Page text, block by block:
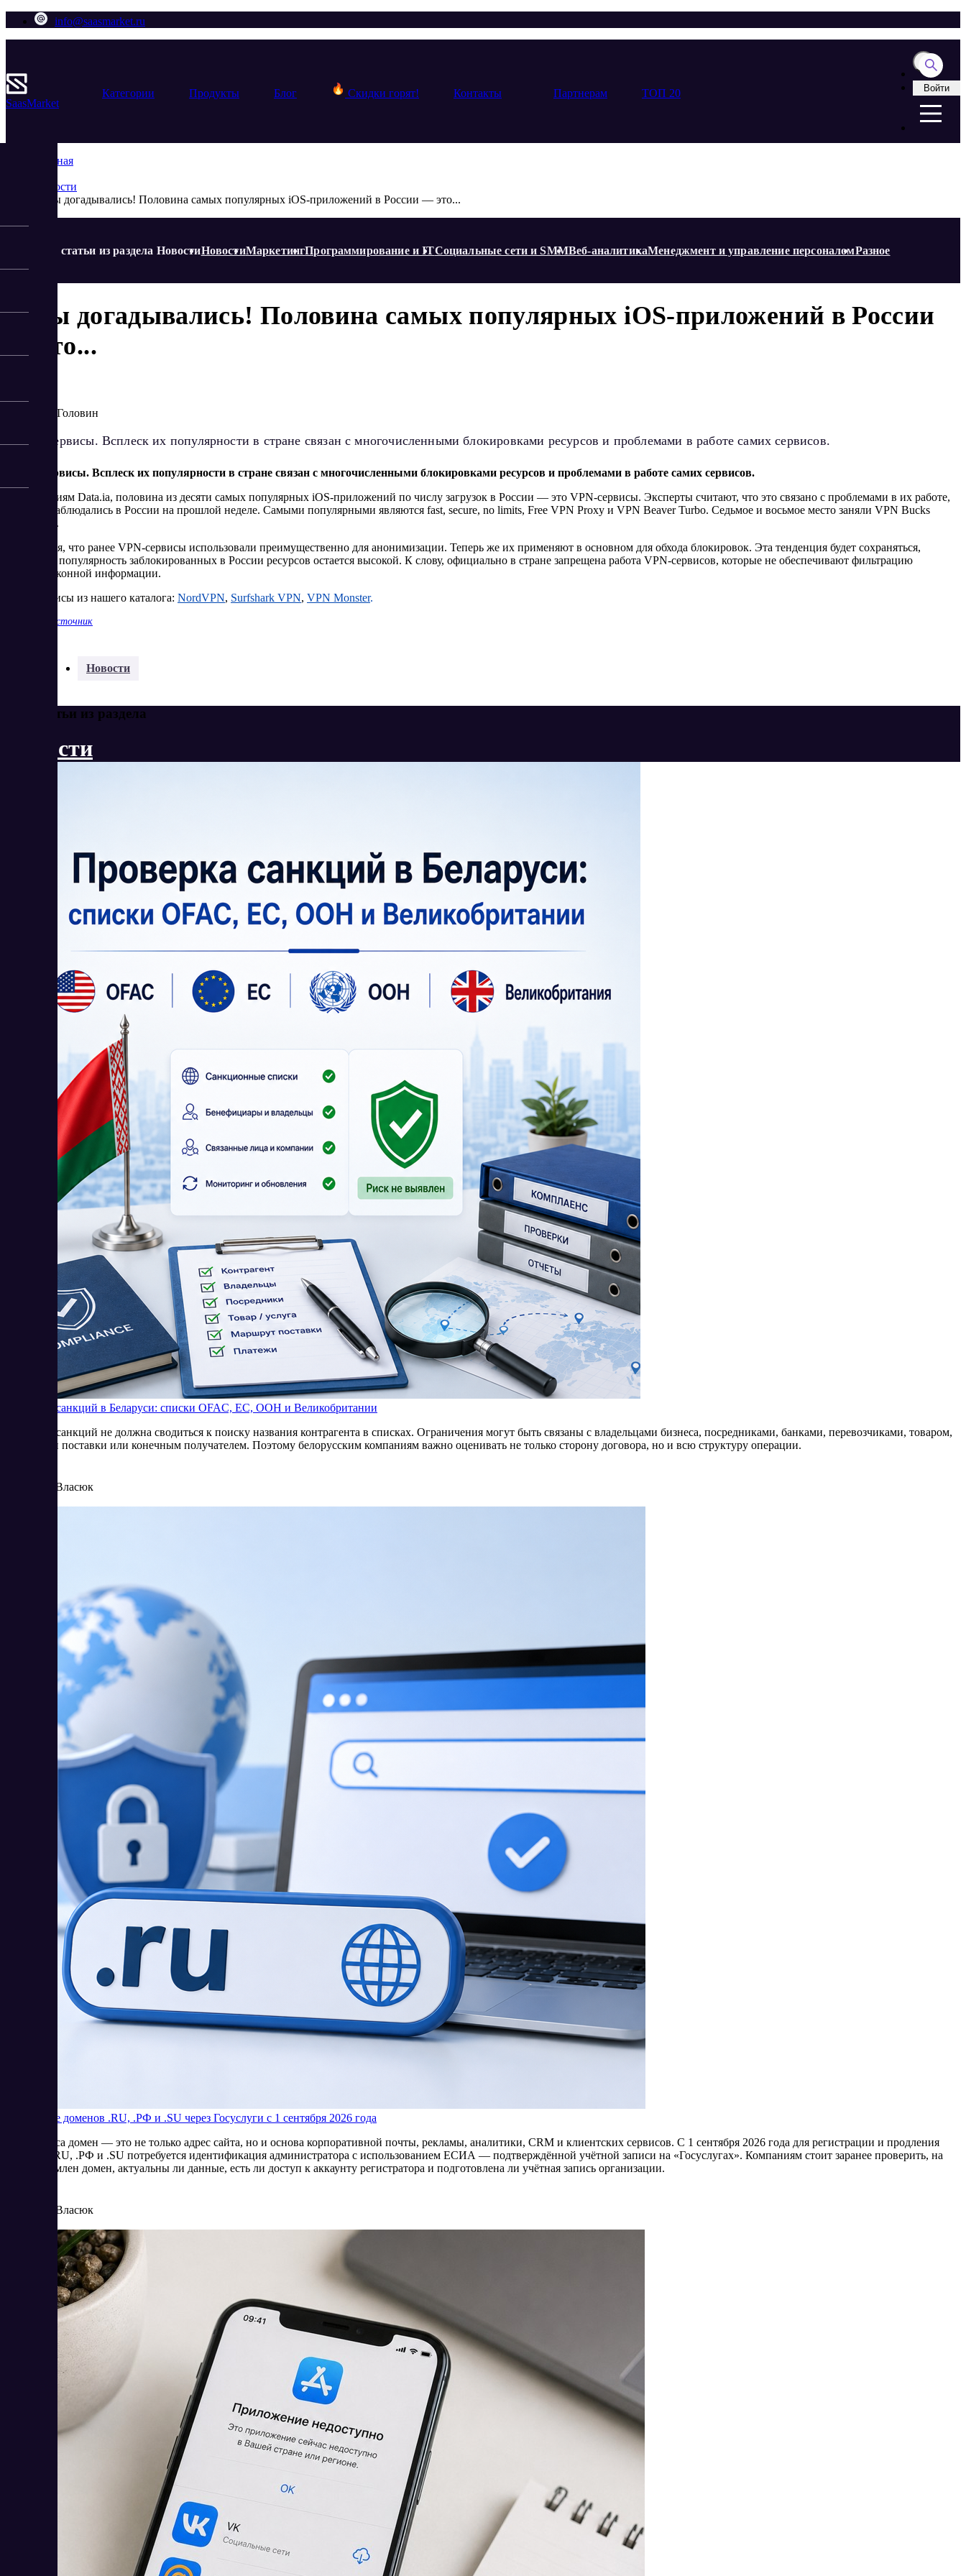
info@saasmarket.ru
SaasMarket
Категории Продукты Блог Скидки горят! Контакты Партнерам ТОП 20 Войти
Главная
Новости
А мы догадывались! Половина самых популярных iOS-приложений в России — это...
Еще статьи из раздела НовостиНовостиМаркетингПрограммирование и ITСоциальные сети и SMMВеб-аналитикаМенеджмент и управление персоналомРазное
А мы догадывались! Половина самых популярных iOS-приложений в России
— это...
Артур Головин
...VPN-сервисы. Всплеск их популярности в стране связан с многочисленными блокировками ресурсов и проблемами в работе самих сервисов.
...VPN-сервисы. Всплеск их популярности в стране связан с многочисленными блокировками ресурсов и проблемами в работе самих сервисов.
По сведениям Data.ia, половина из десяти самых популярных iOS-приложений по числу загрузок в России — это VPN-сервисы. Эксперты считают, что это связано с проблемами в их работе,
которые наблюдались в России на прошлой неделе. Самыми популярными являются fast, secure, no limits, Free VPN Proxy и VPN Beaver Turbo. Седьмое и восьмое место заняли VPN Bucks
и VPNIFY.
Отмечается, что ранее VPN-сервисы использовали преимущественно для анонимизации. Теперь же их применяют в основном для обхода блокировок. Эта тенденция будет сохраняться,
поскольку популярность заблокированных в России ресурсов остается высокой. К слову, официально в стране запрещена работа VPN-сервисов, которые не обеспечивают фильтрацию
противозаконной информации.
VPN-сервисы из нашего каталога: NordVPN, Surfshark VPN, VPN Monster.
Показать источник
Новости
Еще статьи из раздела
Новости
Проверка санкций в Беларуси: списки OFAC, ЕС, ООН и Великобритании
Проверка санкций не должна сводиться к поиску названия контрагента в списках. Ограничения могут быть связаны с владельцами бизнеса, посредниками, банками, перевозчиками, товаром,
условиями поставки или конечным получателем. Поэтому белорусским компаниям важно оценивать не только сторону договора, но и всю структуру операции.
Елена Власюк
Продление доменов .RU, .РФ и .SU через Госуслуги с 1 сентября 2026 года
Для бизнеса домен — это не только адрес сайта, но и основа корпоративной почты, рекламы, аналитики, CRM и клиентских сервисов. С 1 сентября 2026 года для регистрации и продления
доменов .RU, .РФ и .SU потребуется идентификация администратора с использованием ЕСИА — подтверждённой учётной записи на «Госуслугах». Компаниям стоит заранее проверить, на
кого оформлен домен, актуальны ли данные, есть ли доступ к аккаунту регистратора и подготовлена ли учётная запись организации.
Елена Власюк